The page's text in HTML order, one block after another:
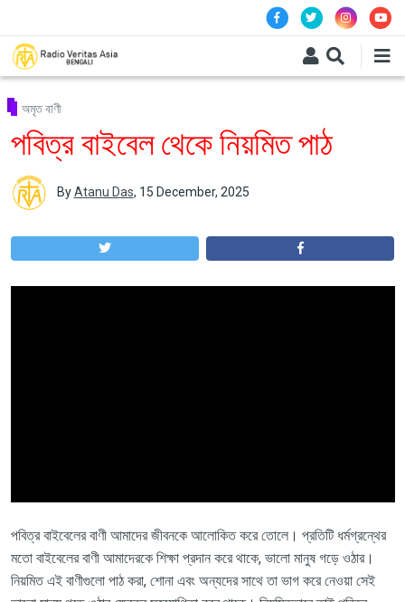
অমৃত বাণী
পবিত্র বাইবেল থেকে নিয়মিত পাঠ
ByAtanu Das, 15 December, 2025
পবিত্র বাইবেলের বাণী আমাদের জীবনকে আলোকিত করে তোলে। প্রতিটি ধর্মগ্রন্থের
মতো বাইবেলের বাণী আমাদেরকে শিক্ষা প্রদান করে থাকে, ভালো মানুষ গড়ে ওঠার।
নিয়মিত এই বাণীগুলো পাঠ করা, শোনা এবং অন্যদের সাথে তা ভাগ করে নেওয়া সেই